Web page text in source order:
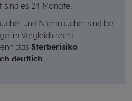
sind es 24 Monate.
und Nichtraucher sind bei
im Vergleich recht
das Sterberisiko
deutlich.